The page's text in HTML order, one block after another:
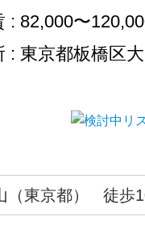
: 82,000〜
: 東京都板橋区
（東京都） 徒歩